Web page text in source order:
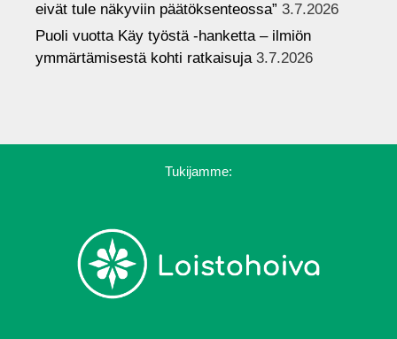
eivät tule näkyviin päätöksenteossa” 3.7.2026
Puoli vuotta Käy työstä -hanketta – ilmiön
ymmärtämisestä kohti ratkaisuja 3.7.2026
Tukijamme: